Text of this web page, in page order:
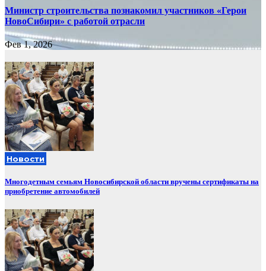
Министр строительства познакомил участников «Герои
НовоСибири» с работой отрасли
Фев 1, 2026
Новости
Многодетным семьям Новосибирской области вручены сертификаты на
приобретение автомобилей